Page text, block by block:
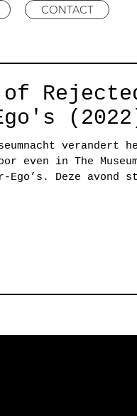
CONTACT
of
verandert
even in The
Ego’s. Deze avond